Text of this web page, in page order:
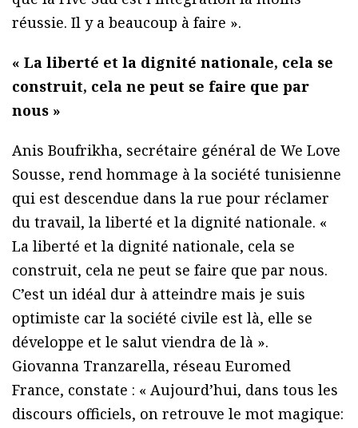
réussie. Il y a beaucoup à faire ».
« La liberté et la dignité nationale, cela se
construit, cela ne peut se faire que par
nous »
Anis Boufrikha, secrétaire général de We Love
Sousse, rend hommage à la société tunisienne
qui est descendue dans la rue pour réclamer
du travail, la liberté et la dignité nationale. «
La liberté et la dignité nationale, cela se
construit, cela ne peut se faire que par nous.
C’est un idéal dur à atteindre mais je suis
optimiste car la société civile est là, elle se
développe et le salut viendra de là ».
Giovanna Tranzarella, réseau Euromed
France, constate : « Aujourd’hui, dans tous les
discours officiels, on retrouve le mot magique: